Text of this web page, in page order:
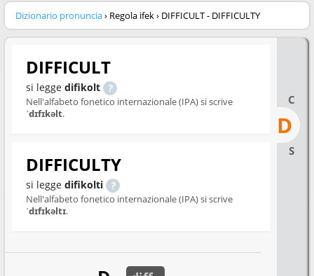
Dizionario pronuncia› Regola ifek › DIFFICULT - DIFFICULTY
C
D
S
DIFFICULT
si legge difikolt
Nell'alfabeto fonetico internazionale (IPA) si scrive
ˈdɪfɪkəlt.
DIFFICULTY
si legge difikolti
Nell'alfabeto fonetico internazionale (IPA) si scrive
ˈdɪfɪkəltɪ.